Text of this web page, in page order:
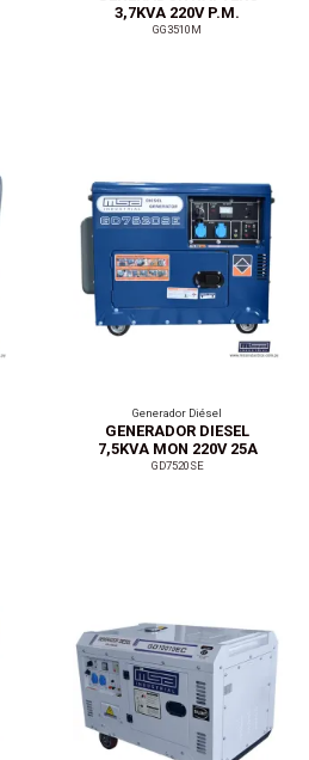
3,7KVA 220V P.M.
GG3510M
Generador Diésel
GENERADOR DIESEL
7,5KVA MON 220V 25A
GD7520SE